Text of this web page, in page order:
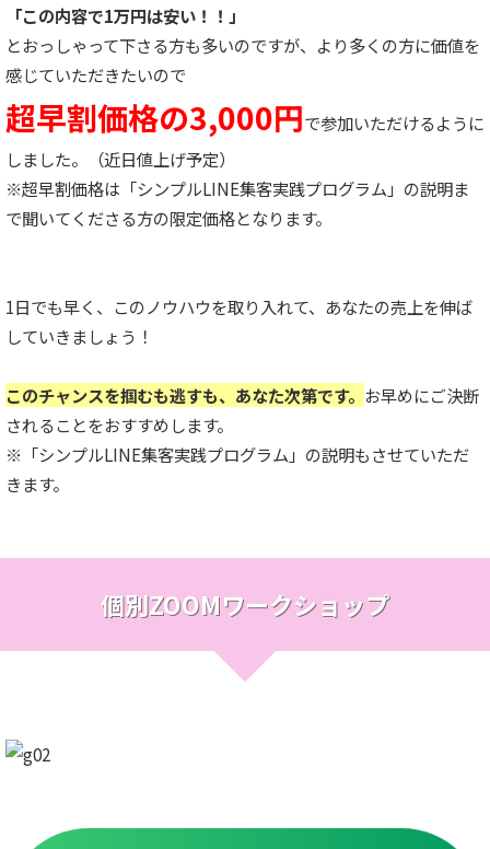
「この内容で1万円は安い！！」
とおっしゃって下さる方も多いのですが、より多くの方に価値を
感じていただきたいので
超早割価格の3,000円で参加いただけるように
しました。（近日値上げ予定）
※超早割価格は「シンプルLINE集客実践プログラム」の説明ま
で聞いてくださる方の限定価格となります。
1日でも早く、このノウハウを取り入れて、あなたの売上を伸ば
していきましょう！
このチャンスを掴むも逃すも、あなた次第です。 お早めにご決断
されることをおすすめします。
※「シンプルLINE集客実践プログラム」の説明もさせていただ
きます。
個別ZOOMワークショップ